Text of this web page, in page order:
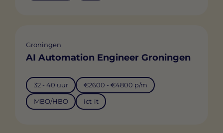
Groningen
AI Automation Engineer Groningen
32 - 40 uur €2600 - €4800 p/m
MBO/HBO ict-it